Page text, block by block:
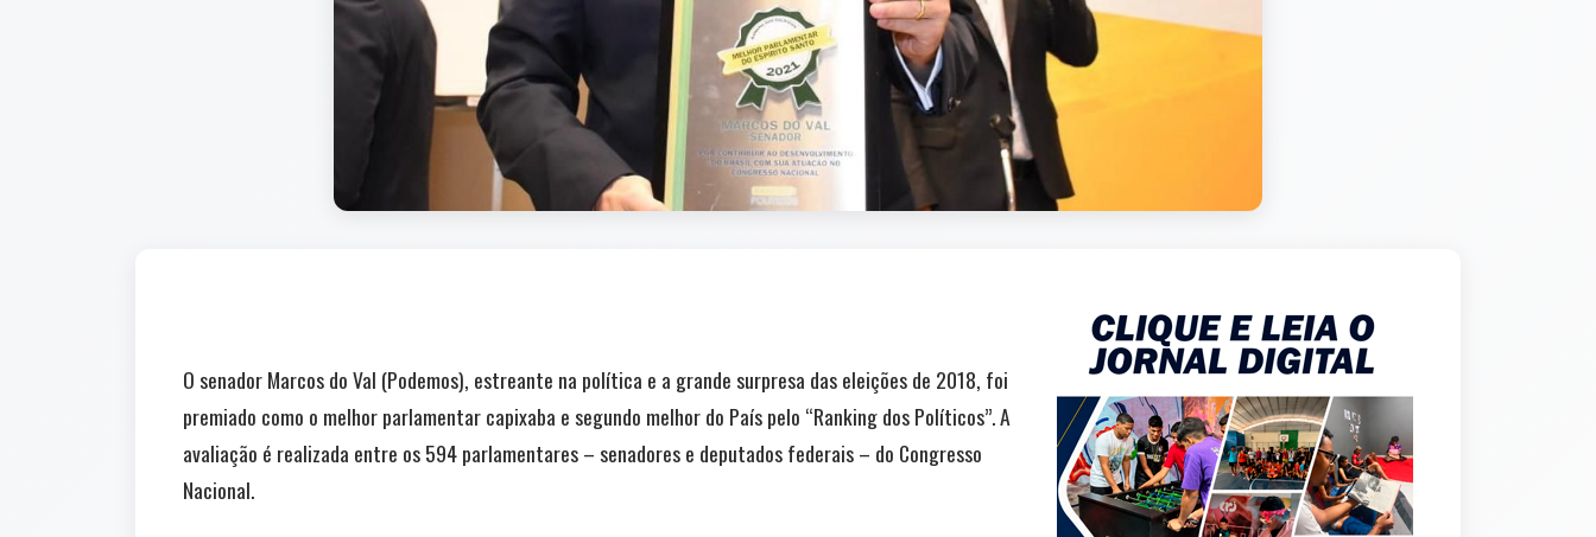
O senador Marcos do Val (Podemos), estreante na política e a grande surpresa das eleições de 2018, foi
premiado como o melhor parlamentar capixaba e segundo melhor do País pelo “Ranking dos Políticos”. A
avaliação é realizada entre os 594 parlamentares – senadores e deputados federais – do Congresso
Nacional.